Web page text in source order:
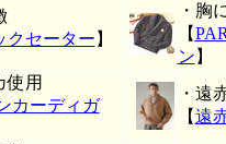
クセーター 】
・胸
【
ン 】
使用
カーディガ
・遠
【遠